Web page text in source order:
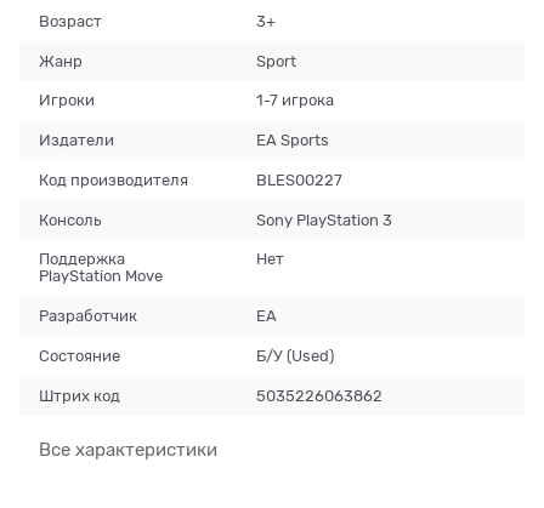
Возраст 3+
Жанр Sport
Игроки 1-7 игрока
Издатели EA Sports
Код производителя BLES00227
Консоль Sony PlayStation 3
Поддержка
PlayStation Move
Нет
Разработчик EA
Состояние Б/У (Used)
Штрих код 5035226063862
Все характеристики